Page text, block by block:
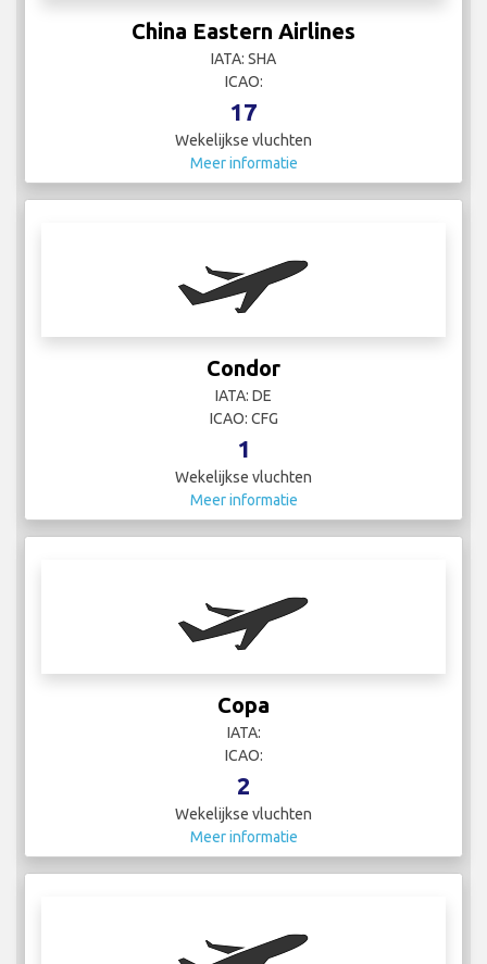
China Eastern Airlines
IATA: SHA
ICAO:
17
Wekelijkse vluchten
Meer informatie
Condor
IATA: DE
ICAO: CFG
1
Wekelijkse vluchten
Meer informatie
Copa
IATA:
ICAO:
2
Wekelijkse vluchten
Meer informatie